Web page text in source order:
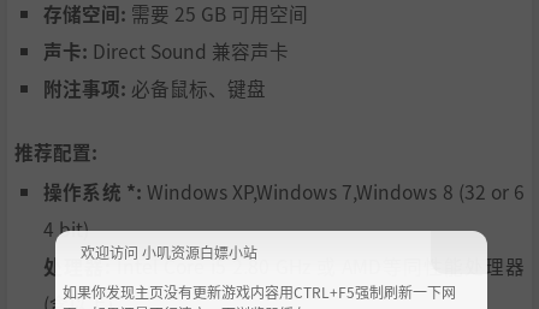
存储空间: 需要 25 GB 可用空间
声卡: Direct Sound 兼容声卡
附注事项: 必备鼠标、键盘
推荐配置:
操作系统 *: Windows XP,Windows 7,Windows 8 (32 or 6
4 bit)
处理器:Intel Core i5 2.80 GHz 或 AMD等同性能处理器
(含以上)
欢迎访问 小叽资源白嫖小站
如果你发现主页没有更新游戏内容用CTRL+F5强制刷新一下网